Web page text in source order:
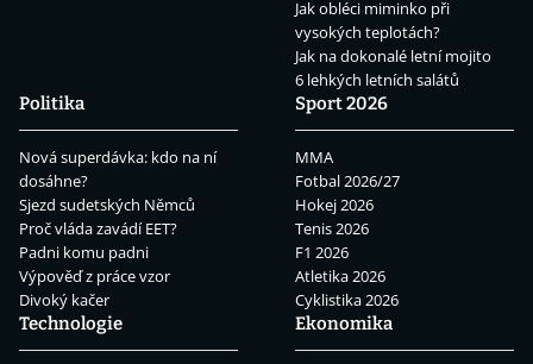
Jak obléci miminko při
vysokých teplotách?
Jak na dokonalé letní mojito
6 lehkých letních salátů
Politika
Nová superdávka: kdo na ní
dosáhne?
Sjezd sudetských Němců
Proč vláda zavádí EET?
Padni komu padni
Výpověď z práce vzor
Divoký kačer
Sport 2026
MMA
Fotbal 2026/27
Hokej 2026
Tenis 2026
F1 2026
Atletika 2026
Cyklistika 2026
Technologie
Ekonomika